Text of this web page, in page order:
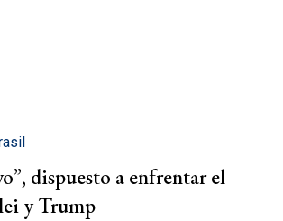
dispuesto a enfrentar el
y Trump